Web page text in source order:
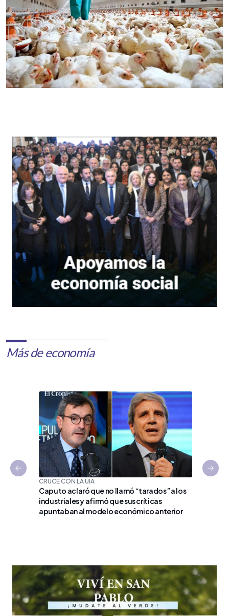
Más de economía
CRUCE CON LA UIA
Caputo aclaró que no llamó “tarados” a los
industriales y afirmó que sus críticas
apuntaban al modelo económico anterior
Previous slide Next